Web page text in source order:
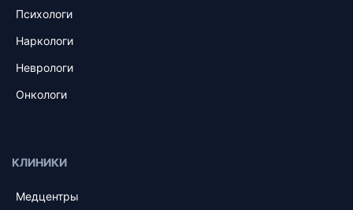
Психологи
Наркологи
Неврологи
Онкологи
КЛИНИКИ
Медцентры